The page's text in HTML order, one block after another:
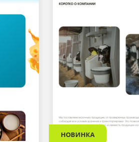
НОВИНКА